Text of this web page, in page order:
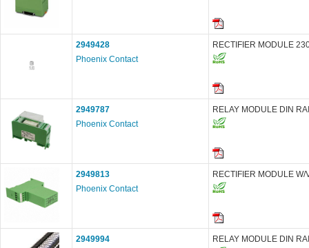
2949428
Phoenix Contact
RECTIFIER MODULE
2949787
Phoenix Contact
RELAY MODULE DIN
2949813
Phoenix Contact
RECTIFIER MODULE W/
2949994
RELAY MODULE DIN